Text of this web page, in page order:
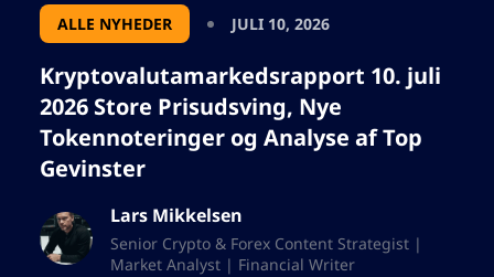
ALLE NYHEDER JULI 10, 2026
Kryptovalutamarkedsrapport 10. juli
2026 Store Prisudsving, Nye
Tokennoteringer og Analyse af Top
Gevinster
Lars Mikkelsen
Senior Crypto & Forex Content Strategist |
Market Analyst | Financial Writer